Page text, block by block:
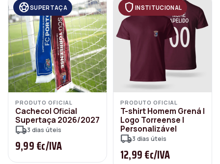
sports_soccerSUPERTAÇA
PRODUTO OFICIAL
Cachecol Oficial
Supertaça 2026/2027
local_shipping3 dias úteis
9,99 €c/IVA
shield INSTITUCIONAL
PRODUTO OFICIAL
T-shirt Homem Grená |
Logo Torreense |
Personalizável
local_shipping3 dias úteis
12,99 €c/IVA